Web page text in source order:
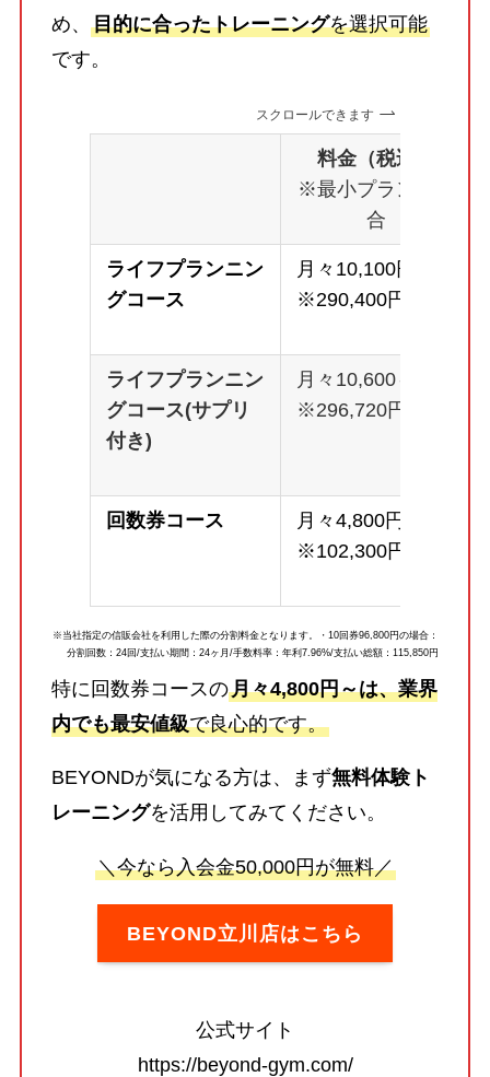
め、 目的に合ったトレーニングを選択可能
です。
スクロールできます
料金（税込）
※最小プランの場
合
ライフプランニン
グコース
月々10,100円～
※290,400円
ライフプランニン
グコース(サプリ
付き)
月々10,600～
※296,720円
回数券コース
月々4,800円～
※102,300円
※当社指定の信販会社を利用した際の分割料金となります。・10回券96,800円の場合：
分割回数：24回/支払い期間：24ヶ月/手数料率：年利7.96%/支払い総額：115,850円
特に回数券コースの月々4,800円～は、業界
内でも最安値級で良心的です。
BEYONDが気になる方は、まず無料体験ト
レーニングを活用してみてください。
＼今なら入会金50,000円が無料／
BEYOND立川店はこちら
公式サイト
https://beyond-gym.com/